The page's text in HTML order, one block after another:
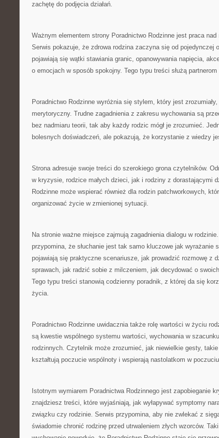
zachętę do podjęcia działań.
Ważnym elementem strony Poradnictwo Rodzinne jest praca
Serwis pokazuje, że zdrowa rodzina zaczyna się od pojedynczej
pojawiają się wątki stawiania granic, opanowywania napięcia,
o emocjach w sposób spokojny. Tego typu treści służą
Poradnictwo Rodzinne wyróżnia się stylem, który jest
merytoryczny. Trudne zagadnienia z zakresu wychowania są
bez nadmiaru teorii, tak aby każdy rodzic mógł je zrozumieć.
bolesnych doświadczeń, ale pokazują, że korzystanie z wiedzy
Strona adresuje swoje treści do szerokiego grona czytelników.
w kryzysie, rodzice małych dzieci, jak i rodziny z dorastającymi
Rodzinne może wspierać również dla rodzin patchworkowych,
organizować życie w zmienionej sytuacji.
Na stronie ważne miejsce zajmują zagadnienia dialogu w
przypomina, że słuchanie jest tak samo kluczowe jak wyrażanie
pojawiają się praktyczne scenariusze, jak prowadzić rozmowę z
sprawach, jak radzić sobie z milczeniem, jak decydować o
Tego typu treści stanowią codzienny poradnik, z której da się
życia.
Poradnictwo Rodzinne uwidacznia także rolę wartości w życiu
są kwestie wspólnego systemu wartości, wychowania w
rodzinnych. Czytelnik może zrozumieć, jak niewielkie gesty, takie
kształtują poczucie wspólnoty i wspierają nastolatkom w
Istotnym wymiarem Poradnictwa Rodzinnego jest zapobieganie
znajdziesz treści, które wyjaśniają, jak wyłapywać symptomy
związku czy rodzinie. Serwis przypomina, aby nie zwlekać z
świadomie chronić rodzinę przed utrwaleniem złych wzorców.